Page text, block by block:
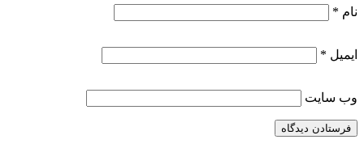
نام *
ایمیل *
وب‌ سایت